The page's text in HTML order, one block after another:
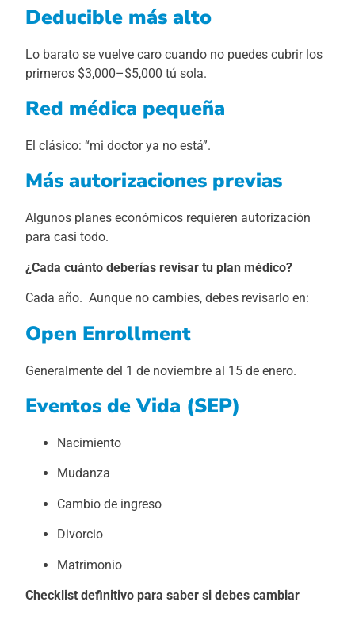
Deducible más alto
Lo barato se vuelve caro cuando no puedes cubrir los
primeros $3,000–$5,000 tú sola.
Red médica pequeña
El clásico: “mi doctor ya no está”.
Más autorizaciones previas
Algunos planes económicos requieren autorización
para casi todo.
¿Cada cuánto deberías revisar tu plan médico?
Cada año. Aunque no cambies, debes revisarlo en:
Open Enrollment
Generalmente del 1 de noviembre al 15 de enero.
Eventos de Vida (SEP)
Nacimiento
Mudanza
Cambio de ingreso
Divorcio
Matrimonio
Checklist definitivo para saber si debes cambiar